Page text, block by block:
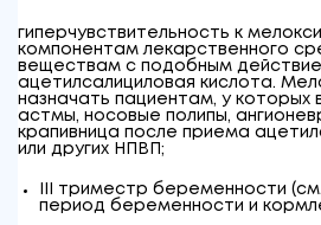
гиперчувствительность к
компонентам лекарственного
веществам с подобным
ацетилсалициловая кислота.
назначать пациентам, у которых
астмы, носовые полипы,
крапивница после приема
или других НПВП;
III триместр беременности
период беременности и